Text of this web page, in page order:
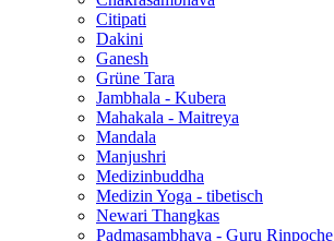
Citipati
Dakini
Ganesh
Grüne Tara
Jambhala - Kubera
Mahakala - Maitreya
Mandala
Manjushri
Medizinbuddha
Medizin Yoga - tibetisch
Newari Thangkas
Padmasambhava - Guru Rinpoche